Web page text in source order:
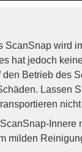
ScanSnap wird
hat jedoch
Betrieb des
Lassen
Innere
milden